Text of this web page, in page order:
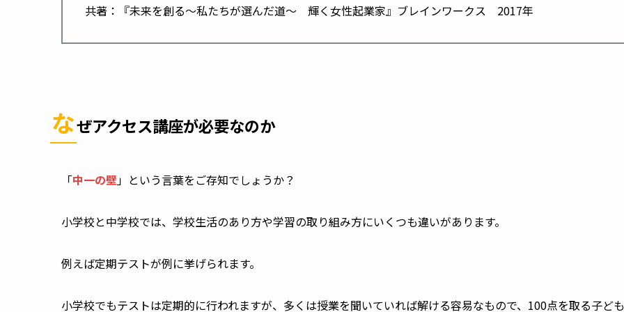
共著：『未来を創る～私たちが選んだ道〜 輝く女性起業家』ブレインワークス 2017年
なぜアクセス講座が必要なのか
「中一の壁」という言葉をご存知でしょうか？
小学校と中学校では、学校生活のあり方や学習の取り組み方にいくつも違いがあります。
例えば定期テストが例に挙げられます。
小学校でもテストは定期的に行われますが、多くは授業を聞いていれば解ける容易なもので、100点を取る子ども